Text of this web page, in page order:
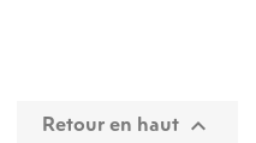
Retour en haut 